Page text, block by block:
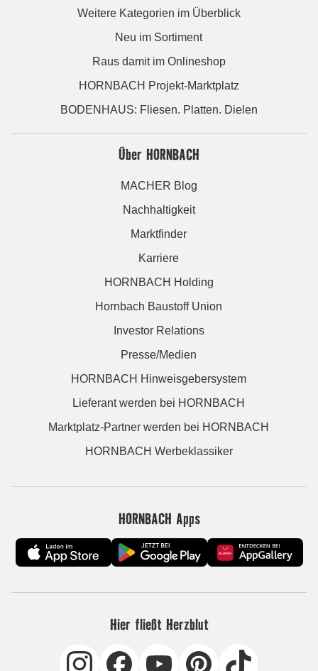
Weitere Kategorien im Überblick
Neu im Sortiment
Raus damit im Onlineshop
HORNBACH Projekt-Marktplatz
BODENHAUS: Fliesen. Platten. Dielen
Über HORNBACH
MACHER Blog
Nachhaltigkeit
Marktfinder
Karriere
HORNBACH Holding
Hornbach Baustoff Union
Investor Relations
Presse/Medien
HORNBACH Hinweisgebersystem
Lieferant werden bei HORNBACH
Marktplatz-Partner werden bei HORNBACH
HORNBACH Werbeklassiker
HORNBACH Apps
Hier fließt Herzblut